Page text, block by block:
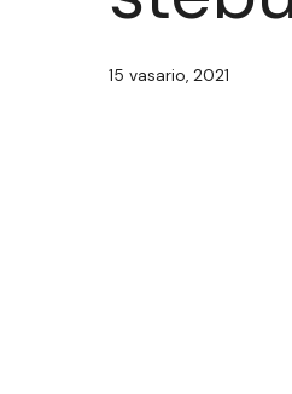
15 vasario, 2021